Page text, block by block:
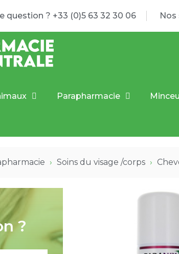
question ? +33 (0)5 63 32 30 06 Nos
Parapharmacie
Soins du visage /corps
?